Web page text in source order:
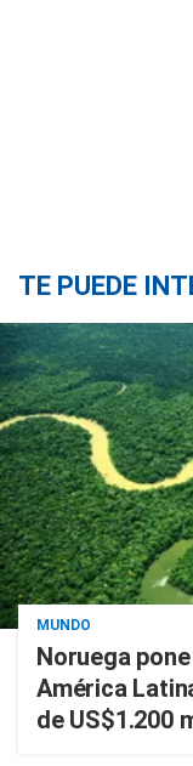
TE PUEDE
MUNDO
Noruega
América
de US$1.200